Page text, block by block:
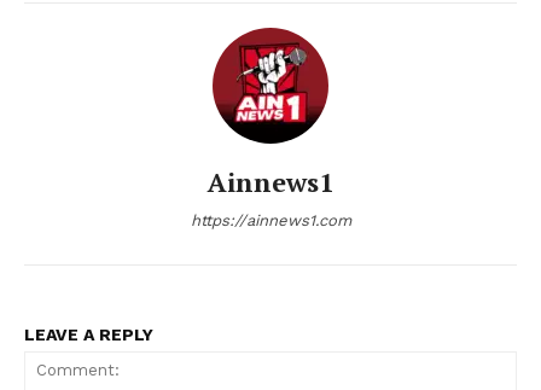
Ainnews1
https://ainnews1.com
LEAVE A REPLY